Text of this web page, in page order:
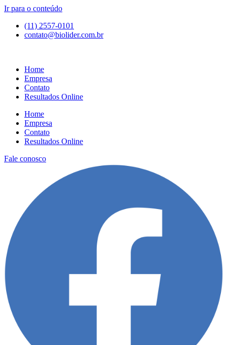
Ir para o conteúdo
(11) 2557-0101
contato@biolider.com.br
Home
Empresa
Contato
Resultados Online
Home
Empresa
Contato
Resultados Online
Fale conosco